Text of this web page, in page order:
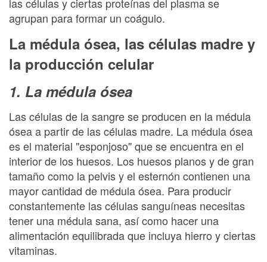
agrupan para formar un coágulo.
La médula ósea, las células madre y
la producción celular
1. La médula ósea
Las células de la sangre se producen en la médula
ósea a partir de las células madre. La médula ósea
es el material "esponjoso" que se encuentra en el
interior de los huesos. Los huesos planos y de gran
tamaño como la pelvis y el esternón contienen una
mayor cantidad de médula ósea. Para producir
constantemente las células sanguíneas necesitas
tener una médula sana, así como hacer una
alimentación equilibrada que incluya hierro y ciertas
vitaminas.